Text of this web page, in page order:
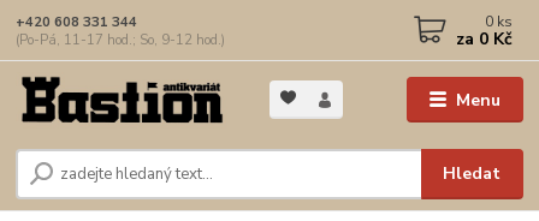
Menu
Hledat
+420 608 331 344
(Po-Pá, 11-17 hod.; So, 9-12 hod.)
0 ks
za 0 Kč